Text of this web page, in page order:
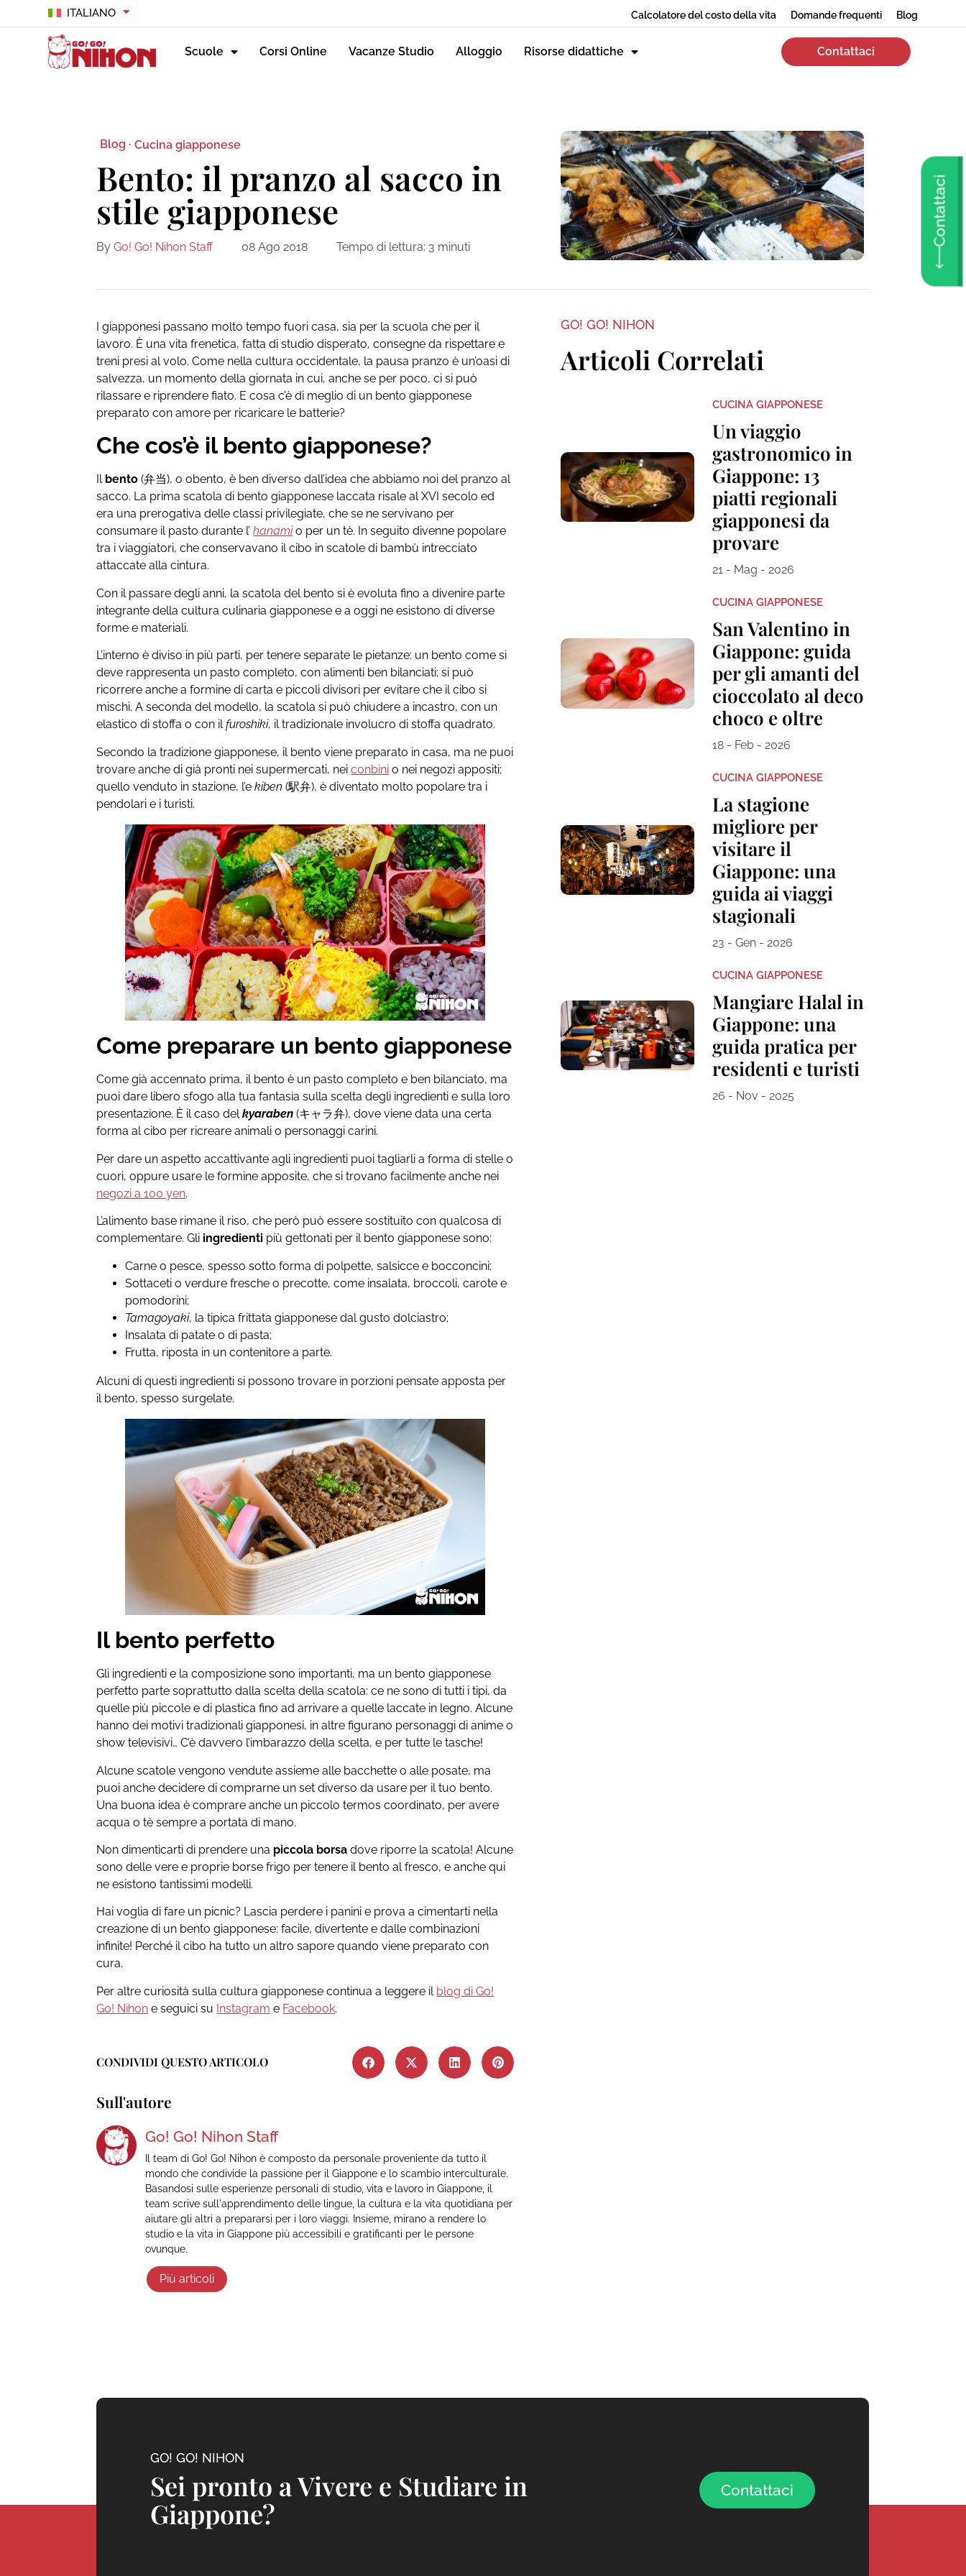
ITALIANO Calcolatore del costo della vita Domande frequenti Blog
Scuole Corsi Online Vacanze Studio Alloggio Risorse didattiche Contattaci
Contattaci
Blog · Cucina giapponese
Bento: il pranzo al sacco in
stile giapponese
By Go! Go! Nihon Staff 08 Ago 2018 Tempo di lettura: 3 minuti
I giapponesi passano molto tempo fuori casa, sia per la scuola che per il
lavoro. È una vita frenetica, fatta di studio disperato, consegne da rispettare e
treni presi al volo. Come nella cultura occidentale, la pausa pranzo è un’oasi di
salvezza, un momento della giornata in cui, anche se per poco, ci si può
rilassare e riprendere fiato. E cosa c’è di meglio di un bento giapponese
preparato con amore per ricaricare le batterie?
Che cos’è il bento giapponese?
Il bento (弁当), o obento, è ben diverso dall’idea che abbiamo noi del pranzo al
sacco. La prima scatola di bento giapponese laccata risale al XVI secolo ed
era una prerogativa delle classi privilegiate, che se ne servivano per
consumare il pasto durante l’hanamio per un tè. In seguito divenne popolare
tra i viaggiatori, che conservavano il cibo in scatole di bambù intrecciato
attaccate alla cintura.
Con il passare degli anni, la scatola del bento si è evoluta fino a divenire parte
integrante della cultura culinaria giapponese e a oggi ne esistono di diverse
forme e materiali.
L’interno è diviso in più parti, per tenere separate le pietanze: un bento come si
deve rappresenta un pasto completo, con alimenti ben bilanciati; si può
ricorrere anche a formine di carta e piccoli divisori per evitare che il cibo si
mischi. A seconda del modello, la scatola si può chiudere a incastro, con un
elastico di stoffa o con ilfuroshiki, il tradizionale involucro di stoffa quadrato.
Secondo la tradizione giapponese, il bento viene preparato in casa, ma ne puoi
trovare anche di già pronti nei supermercati, neiconbini o nei negozi appositi;
quello venduto in stazione, l’ekiben (駅弁), è diventato molto popolare tra i
pendolari e i turisti.
Come preparare un bento giapponese
Come già accennato prima, il bento è un pasto completo e ben bilanciato, ma
puoi dare libero sfogo alla tua fantasia sulla scelta degli ingredienti e sulla loro
presentazione. È il caso delkyaraben (キャラ弁), dove viene data una certa
forma al cibo per ricreare animali o personaggi carini.
Per dare un aspetto accattivante agli ingredienti puoi tagliarli a forma di stelle o
cuori, oppure usare le formine apposite, che si trovano facilmente anche nei
negozi a 100 yen.
L’alimento base rimane il riso, che però può essere sostituito con qualcosa di
complementare. Gli ingredienti più gettonati per il bento giapponese sono:
Carne o pesce, spesso sotto forma di polpette, salsicce e bocconcini;
Sottaceti o verdure fresche o precotte, come insalata, broccoli, carote e
pomodorini;
Tamagoyaki, la tipica frittata giapponese dal gusto dolciastro;
Insalata di patate o di pasta;
Frutta, riposta in un contenitore a parte.
Alcuni di questi ingredienti si possono trovare in porzioni pensate apposta per
il bento, spesso surgelate.
Il bento perfetto
Gli ingredienti e la composizione sono importanti, ma un bento giapponese
perfetto parte soprattutto dalla scelta della scatola: ce ne sono di tutti i tipi, da
quelle più piccole e di plastica fino ad arrivare a quelle laccate in legno. Alcune
hanno dei motivi tradizionali giapponesi, in altre figurano personaggi di anime o
show televisivi… C’è davvero l’imbarazzo della scelta, e per tutte le tasche!
Alcune scatole vengono vendute assieme alle bacchette o alle posate, ma
puoi anche decidere di comprarne un set diverso da usare per il tuo bento.
Una buona idea è comprare anche un piccolo termos coordinato, per avere
acqua o tè sempre a portata di mano.
Non dimenticarti di prendere una piccola borsa dove riporre la scatola! Alcune
sono delle vere e proprie borse frigo per tenere il bento al fresco, e anche qui
ne esistono tantissimi modelli.
Hai voglia di fare un picnic? Lascia perdere i panini e prova a cimentarti nella
creazione di un bento giapponese: facile, divertente e dalle combinazioni
infinite! Perché il cibo ha tutto un altro sapore quando viene preparato con
cura.
Per altre curiosità sulla cultura giapponese continua a leggere il blog di Go!
Go! Nihon e seguici su Instagram e Facebook.
CONDIVIDI QUESTO ARTICOLO
Sull'autore
Go! Go! Nihon Staff
Il team di Go! Go! Nihon è composto da personale proveniente da tutto il
mondo che condivide la passione per il Giappone e lo scambio interculturale.
Basandosi sulle esperienze personali di studio, vita e lavoro in Giappone, il
team scrive sull'apprendimento delle lingue, la cultura e la vita quotidiana per
aiutare gli altri a prepararsi per i loro viaggi. Insieme, mirano a rendere lo
studio e la vita in Giappone più accessibili e gratificanti per le persone
ovunque.
Più articoli
GO! GO! NIHON
Articoli Correlati
CUCINA GIAPPONESE
Un viaggio
gastronomico in
Giappone: 13
piatti regionali
giapponesi da
provare
21 - Mag - 2026
CUCINA GIAPPONESE
San Valentino in
Giappone: guida
per gli amanti del
cioccolato al deco
choco e oltre
18 - Feb - 2026
CUCINA GIAPPONESE
La stagione
migliore per
visitare il
Giappone: una
guida ai viaggi
stagionali
23 - Gen - 2026
CUCINA GIAPPONESE
Mangiare Halal in
Giappone: una
guida pratica per
residenti e turisti
26 - Nov - 2025
GO! GO! NIHON
Sei pronto a Vivere e Studiare in
Giappone?
Contattaci